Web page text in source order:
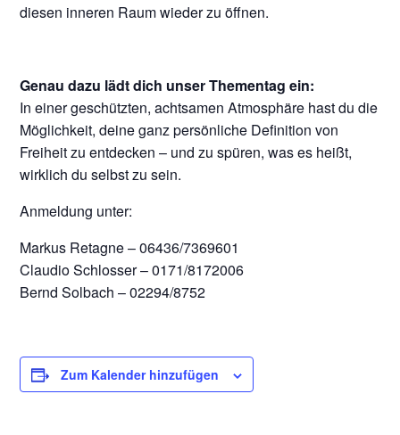
diesen inneren Raum wieder zu öffnen.
Genau dazu lädt dich unser Thementag ein:
In einer geschützten, achtsamen Atmosphäre hast du die
Möglichkeit, deine ganz persönliche Definition von
Freiheit zu entdecken – und zu spüren, was es heißt,
wirklich du selbst zu sein.
Anmeldung unter:
Markus Retagne – 06436/7369601
Claudio Schlosser – 0171/8172006
Bernd Solbach – 02294/8752
Zum Kalender hinzufügen